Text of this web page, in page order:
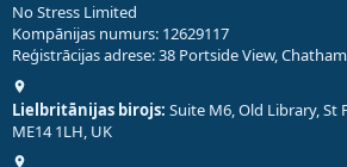
No Stress Limited
Kompānijas numurs: 12629117
Reģistrācijas adrese: 38 Portside View,
Lielbritānijas birojs: Suite M6, Old Library,
ME14 1LH, UK